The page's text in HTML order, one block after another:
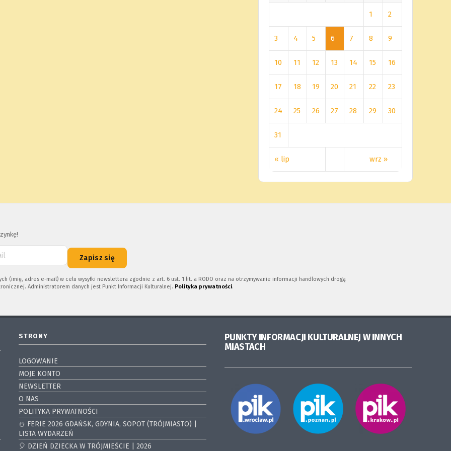
« lip wrz »
1 2
3 4 5 6 7 8 9
10 11 12 13 14 15 16
17 18 19 20 21 22 23
24 25 26 27 28 29 30
31
Zapisz się
(imię, adres e-mail) w celu wysyłki newslettera zgodnie z art. 6 ust. 1 lit. a RODO oraz na otrzymywanie informacji handlowych drogą
Administratorem danych jest Punkt Informacji Kulturalnej. Polityka prywatności.
STRONY
LOGOWANIE
MOJE KONTO
NEWSLETTER
O NAS
POLITYKA PRYWATNOŚCI
⛄️ FERIE 2026 GDAŃSK, GDYNIA, SOPOT (TRÓJMIASTO) |
LISTA WYDARZEŃ
🎈 DZIEŃ DZIECKA W TRÓJMIEŚCIE | 2026
PUNKTY INFORMACJI KULTURALNEJ W INNYCH
MIASTACH